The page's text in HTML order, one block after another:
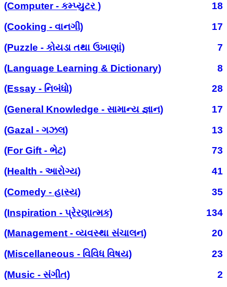
(Computer - કમ્પ્યુટર )
18
(Cooking - વાનગી)
17
(Puzzle - કોયડા તથા ઉખાણાં)
7
(Language Learning & Dictionary)
8
(Essay - નિબંધો)
28
(General Knowledge - સામાન્ય જ્ઞાન)
17
(Gazal - ગઝલ)
13
(For Gift - ભેટ)
73
(Health - આરોગ્ય)
41
(Comedy - હાસ્ય)
35
(Inspiration - પ્રેરણાત્મક)
134
(Management - વ્યવસ્થા સંચાલન)
20
(Miscellaneous - વિવિધ વિષય)
23
(Music - સંગીત)
2